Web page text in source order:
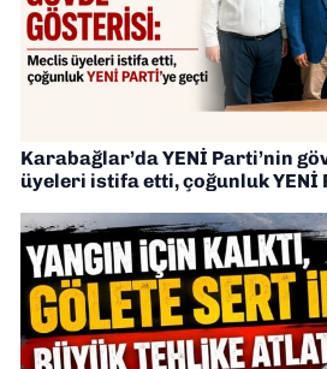
Karabağlar’da YENİ Parti’nin
üyeleri istifa etti, çoğunluk YENİ